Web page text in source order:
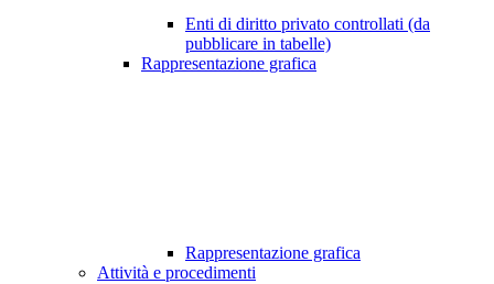
Enti di diritto privato controllati (da
pubblicare in tabelle)
Rappresentazione grafica
Rappresentazione grafica
Attività e procedimenti